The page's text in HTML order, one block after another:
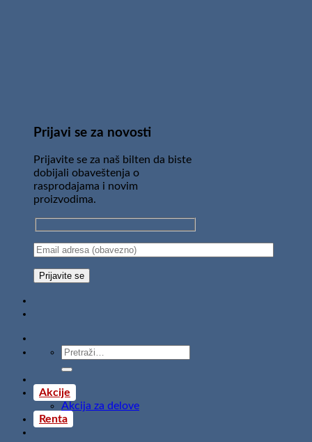
Prijavi se za novosti
Prijavite se za naš bilten da biste
dobijali obaveštenja o
rasprodajama i novim
proizvodima.
Pretraži:
Akcije
Akcija za delove
Renta